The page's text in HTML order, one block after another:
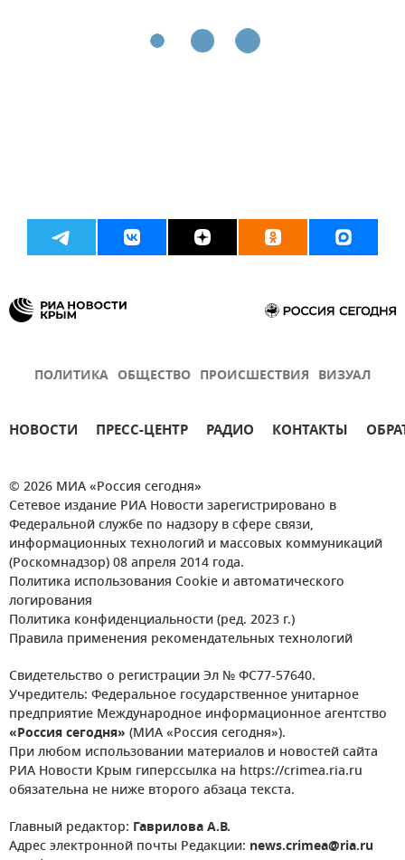
ПОЛИТИКА ОБЩЕСТВО ПРОИСШЕСТВИЯ ВИЗУАЛ
НОВОСТИ ПРЕСС-ЦЕНТР РАДИО КОНТАКТЫ
© 2026 МИА «Россия сегодня»
Сетевое издание РИА Новости зарегистрировано в
Федеральной службе по надзору в сфере связи,
информационных технологий и массовых коммуникаций
(Роскомнадзор) 08 апреля 2014 года.
Политика использования Cookie и автоматического
логирования
Политика конфиденциальности (ред. 2023 г.)
Правила применения рекомендательных технологий
Свидетельство о регистрации Эл № ФС77-57640.
Учредитель: Федеральное государственное унитарное
предприятие Международное информационное агентство
«Россия сегодня» (МИА «Россия сегодня»).
При любом использовании материалов и новостей сайта
РИА Новости Крым гиперссылка на https://crimea.ria.ru
обязательна не ниже второго абзаца текста.
Главный редактор: Гаврилова А.В.
Адрес электронной почты Редакции: news.crimea@ria.ru